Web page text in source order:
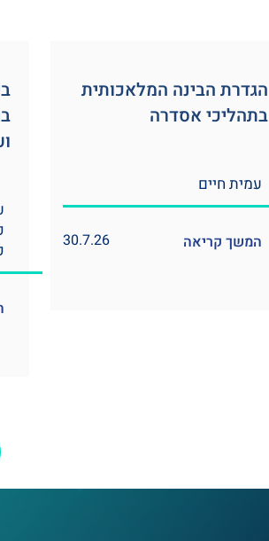
הגדרת הבינה המלאכותית
בתהליכי אסדרה
עמית חיים
30.7.26 המשך קריאה